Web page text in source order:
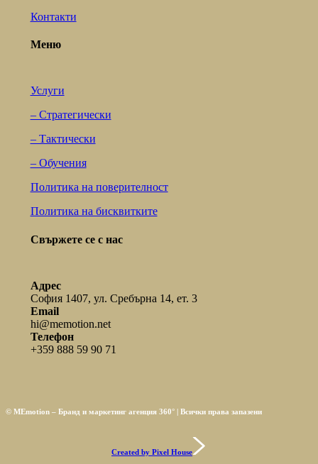
Контакти
Меню
Услуги
– Стратегически
– Тактически
– Обучения
Политика на поверителност
Политика на бисквитките
Свържете се с нас
Адрес
София 1407, ул. Сребърна 14, ет. 3
Email
hi@memotion.net
Телефон
+359 888 59 90 71
© MEmotion – Бранд и маркетинг агенция 360° | Всички права запазени
Created by Pixel House